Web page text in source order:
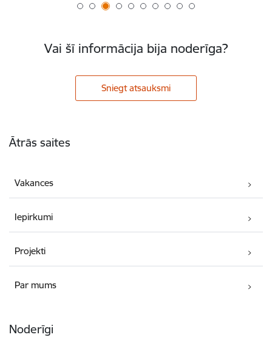
Vai šī informācija bija noderīga?
Sniegt atsauksmi
Ātrās saites
Vakances
Iepirkumi
Projekti
Par mums
Noderīgi